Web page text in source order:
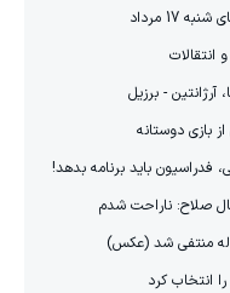
مرداد
انتقالات
آرژانتین - برزیل
بازی دوستانه
فدراسیون باید برنامه بدهد!
صلاح: ناراحت شدم
انتخاب کرد